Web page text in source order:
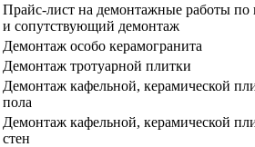
Прайс-лист на демонтажные работы по
и сопутствующий демонтаж
Демонтаж особо керамогранита
Демонтаж тротуарной плитки
Демонтаж кафельной, керамической
пола
Демонтаж кафельной, керамической
стен